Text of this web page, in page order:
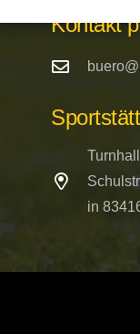
Kontakt
in